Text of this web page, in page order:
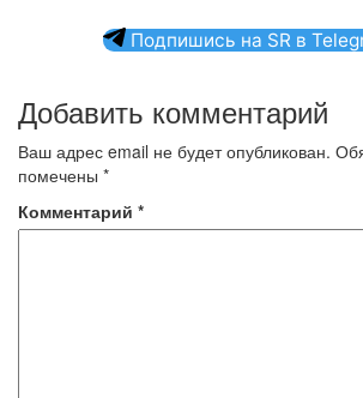
Подпишись на SR в
Добавить комментарий
Ваш адрес email не будет опубликован.
помечены *
Комментарий *